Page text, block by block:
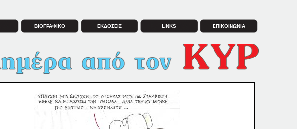
ΒΙΟΓΡΑΦΙΚΟ ΕΚΔΟΣΕΙΣ LINKS ΕΠΙΚΟΙΝΩΝΙΑ